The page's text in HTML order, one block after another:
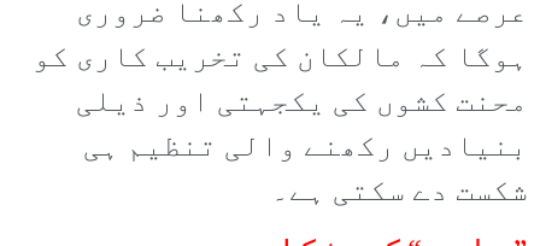
عرصے میں، یہ یاد رکھنا ضروری
ہوگا کہ مالکان کی تخریب کاری کو
محنت کشوں کی یکجہتی اور ذیلی
بنیادیں رکھنے والی تنظیم ہی
شکست دے سکتی ہے۔